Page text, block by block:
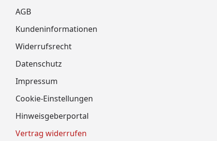
AGB
Kundeninformationen
Widerrufsrecht
Datenschutz
Impressum
Cookie-Einstellungen
Hinweisgeberportal
Vertrag widerrufen